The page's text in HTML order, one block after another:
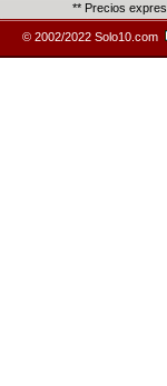
** Precios
© 2002/2022 Solo10.com